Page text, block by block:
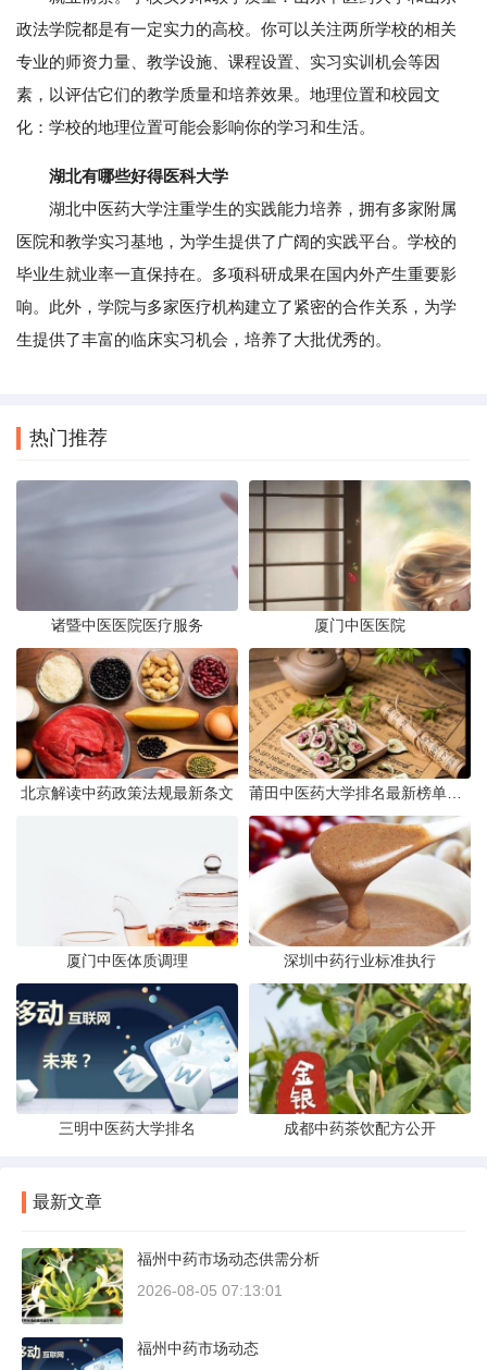
政法学院都是有一定实力的高校。你可以关注两所学校的相关
专业的师资力量、教学设施、课程设置、实习实训机会等因
素，以评估它们的教学质量和培养效果。地理位置和校园文
化：学校的地理位置可能会影响你的学习和生活。
湖北有哪些好得医科大学
湖北中医药大学注重学生的实践能力培养，拥有多家附属
医院和教学实习基地，为学生提供了广阔的实践平台。学校的
毕业生就业率一直保持在。多项科研成果在国内外产生重要影
响。此外，学院与多家医疗机构建立了紧密的合作关系，为学
生提供了丰富的临床实习机会，培养了大批优秀的。
热门推荐
诸暨中医医院医疗服务 厦门中医医院
北京解读中药政策法规最新条文
厦门中医体质调理 深圳中药行业标准执行
三明中医药大学排名 成都中药茶饮配方公开
最新文章
福州中药市场动态供需分析
2026-08-05 07:13:01
福州中药市场动态